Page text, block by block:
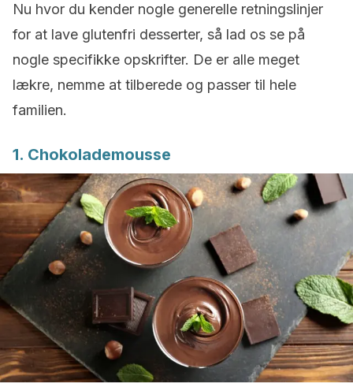
Nu hvor du kender nogle generelle retningslinjer
for at lave glutenfri desserter, så lad os se på
nogle specifikke opskrifter. De er alle meget
lækre, nemme at tilberede og passer til hele
familien.
1. Chokolademousse